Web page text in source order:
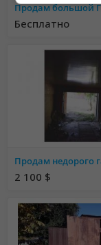
Бесплатно
2 100 $